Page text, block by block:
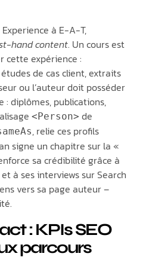
à E-A-T,
hand content. Un cours est
cette expérience :
de cas client, extraits
ou l’auteur doit posséder
: diplômes, publications,
<Person> de
, relie ces profils
signe un chapitre sur la «
sa crédibilité grâce à
à ses interviews sur Search
vers sa page auteur –
: KPIs SEO
parcours